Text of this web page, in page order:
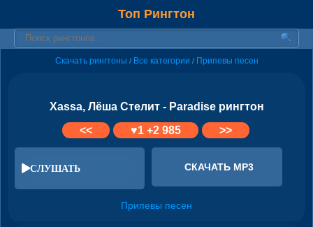
Топ Рингтон
Скачать рингтоны / Все категории / Припевы песен
Xassa, Лёша Стелит - Paradise рингтон
<<
♥1 +2 985 >>
СЛУШАТЬ СКАЧАТЬ MP3
Припевы песен